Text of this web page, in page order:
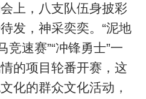
上，八支队伍身披彩
发，神采奕奕。“泥地
竞速赛”“冲锋勇士”一
的项目轮番开赛，这
化的群众文化活动，